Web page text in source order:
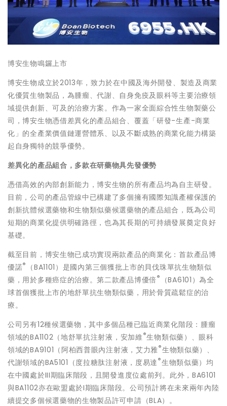
博安生物鳴鑼上市
博安生物成立於2013年，致力於在中國及海外開發、製造及商業
化優質生物製品，為腫瘤、代謝、自身免疫及眼科等主要治療領
域提供創新、可及的治療方案。作為一家全面綜合性生物製藥公
司，博安生物憑借差異化的產品組合、覆蓋「研發-生產-商業
化」的全產業價值鏈運營體系、以及不斷成熟的商業化能力構築
起自身獨特的競爭優勢。
差異化的產品組合，多款在研藥物具先發優勢
憑借高效的內部創新能力，博安生物的所有產品均為自主研發。
目前，公司的產品管線中已構建了多個擁有國際知識產權保護的
創新抗體候選藥物和生物類似藥候選藥物的產品組合，既為公司
短期的商業化提供明確路徑，也為其長期的可持續發展奠定良好
基礎。
截至目前，博安生物已成功實現兩款產品的商業化：首款產品博
優諾®
（BA1101）是國內第三個獲批上市的貝伐珠單抗生物類似
藥，用於多種癌症的治療。第二款產品博優倍®
（BA6101）為全
球首個獲批上市的地舒單抗生物類似藥，用於骨質疏鬆症的治
療。
公司另有12種候選藥物，其中多個品種已臨近商業化階段：腫瘤
領域的BA1102（地舒單抗注射液，安加維 ®生物類似藥）、眼科
領域的BA9101（阿柏西普眼內注射液，艾力雅®生物類似藥）、
代謝領域的BA5101（度拉糖肽注射液，度易達 ®生物類似藥）均
在中國處於III期臨床階段，且開發進度位處前列。此外，BA6101
與BA1102亦在歐盟處於I期臨床階段。公司預計將在未來兩年內陸
續提交多個候選藥物的生物製品許可申請（BLA）。